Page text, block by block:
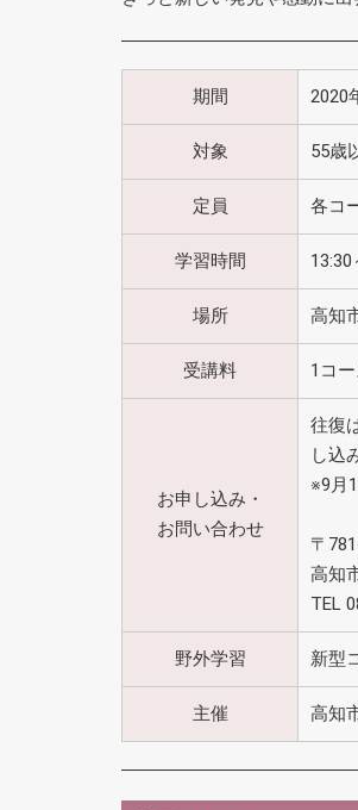
期間 2020
対象 55歳
定員 各コ
学習時間 13:30
場所 高知
受講料 1コ
お申し込み・
お問い合わせ
往復
し込
※9月
〒
高知
TEL
野外学習 新型
主催 高知